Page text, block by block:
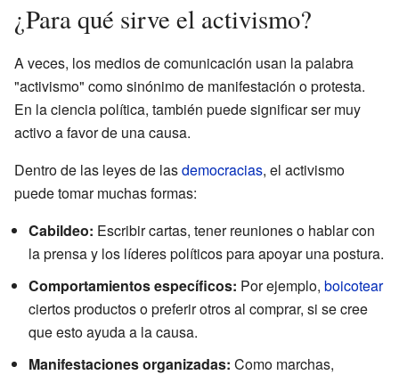
¿Para qué sirve el activismo?
A veces, los medios de comunicación usan la palabra
"activismo" como sinónimo de manifestación o protesta.
En la ciencia política, también puede significar ser muy
activo a favor de una causa.
Dentro de las leyes de lasdemocracias, el activismo
puede tomar muchas formas:
Cabildeo: Escribir cartas, tener reuniones o hablar con
la prensa y los líderes políticos para apoyar una postura.
Comportamientos específicos: Por ejemplo, boicotear
ciertos productos o preferir otros al comprar, si se cree
que esto ayuda a la causa.
Manifestaciones organizadas: Como marchas,